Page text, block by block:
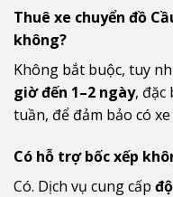
Thuê xe chuyển đồ
không?
Không bắt buộc, tuy
giờ đến 1–2 ngày, đặc
tuần, để đảm bảo có
Có hỗ trợ bốc xếp
Có. Dịch vụ cung cấp